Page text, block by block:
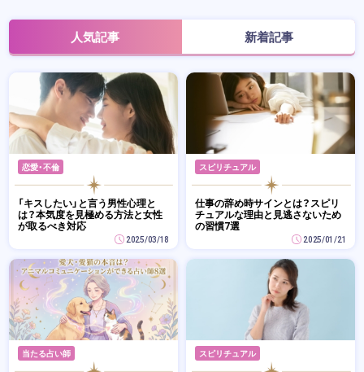
人気記事 新着記事
恋愛・不倫
「キスしたい」と言う男性心理と
は？本気度を見極める方法と女性
が取るべき対応
2025/03/18
スピリチュアル
仕事の辞め時サインとは？スピリ
チュアルな理由と見逃さないため
の習慣7選
2025/01/21
当たる占い師 スピリチュアル